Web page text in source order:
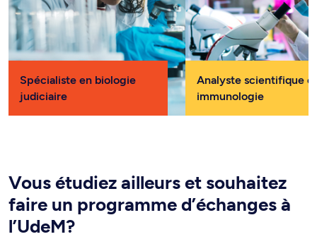
Spécialiste en biologie
judiciaire
Analyste scientifique
immunologie
Vous étudiez ailleurs et souhaitez
faire un programme d’échanges à
l’UdeM?